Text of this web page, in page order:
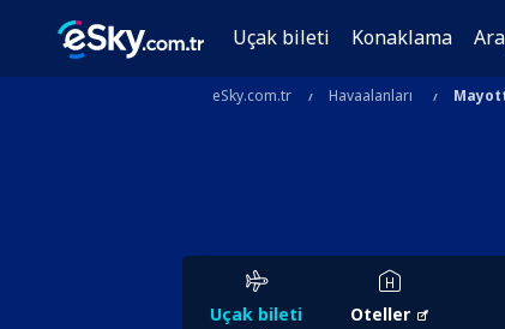
Uçak bileti Konaklama
eSky.com.tr Havaalanları
Uçak bileti Oteller